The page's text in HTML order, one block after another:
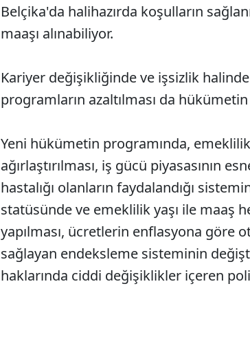
Belçika'da halihazırda koşulların
maaşı alınabiliyor.
Kariyer değişikliğinde ve işsizlik
programların azaltılması da hükümetin
Yeni hükümetin programında,
ağırlaştırılması, iş gücü piyasasının
hastalığı olanların faydalandığı
statüsünde ve emeklilik yaşı ile maaş
yapılması, ücretlerin enflasyona göre
sağlayan endeksleme sisteminin
haklarında ciddi değişiklikler içeren